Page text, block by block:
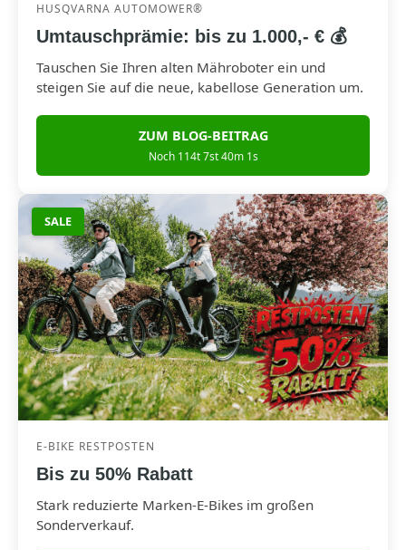
HUSQVARNA AUTOMOWER®
Umtauschprämie: bis zu 1.000,- € 💰
Tauschen Sie Ihren alten Mähroboter ein und
steigen Sie auf die neue, kabellose Generation um.
ZUM BLOG-BEITRAG
Noch 114t 7st 40m 0s
SALE
E-BIKE RESTPOSTEN
Bis zu 50% Rabatt
Stark reduzierte Marken-E-Bikes im großen
Sonderverkauf.